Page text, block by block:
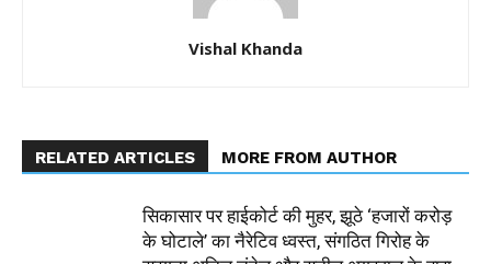
Vishal Khanda
RELATED ARTICLES MORE FROM AUTHOR
सिकासार पर हाईकोर्ट की मुहर, झूठे ‘हजारों करोड़
के घोटाले’ का नैरेटिव ध्वस्त, संगठित गिरोह के